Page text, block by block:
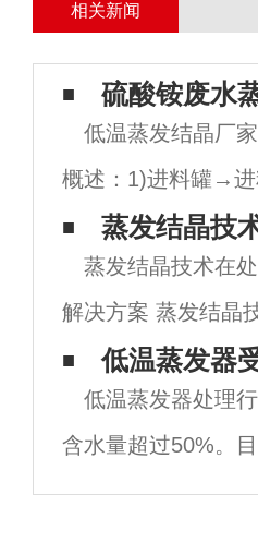
相关新闻
硫酸铵废水
低温蒸发结晶厂
概述：1)进料罐→
器(蒸汽→压缩机→
泵通过冷凝水换热
蒸发结晶技
蒸发结晶技术在
解决方案 蒸发结晶
问题及解决方案是
盐废水时，常见的
器结垢、堵塞、清
低温蒸发器
低温蒸发器处理
含水量超过50%。
元/T可以选择低温